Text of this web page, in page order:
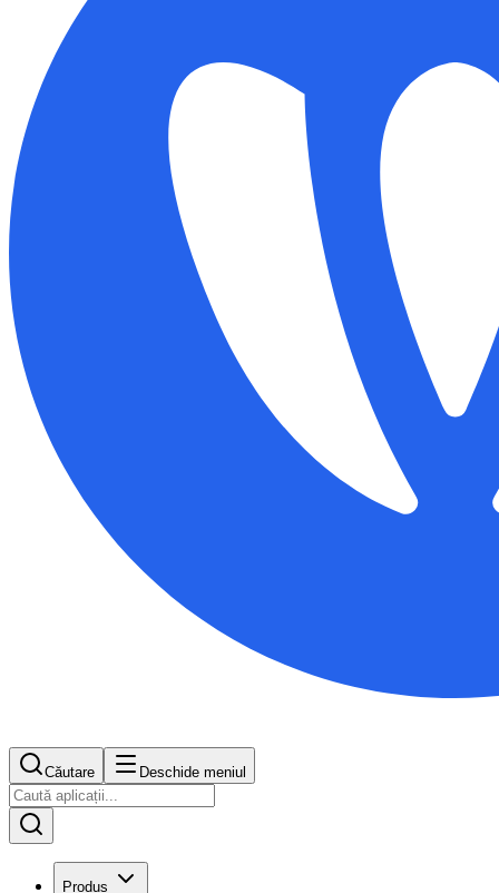
Căutare Deschide meniul
Produs